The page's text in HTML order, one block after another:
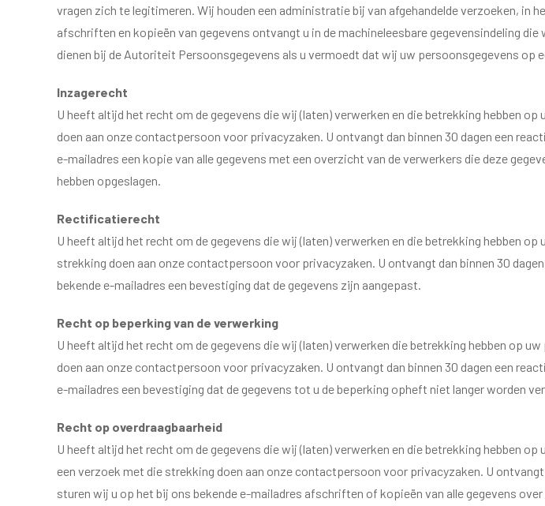
vragen zich te legitimeren. Wij houden een administratie bij van afgehandelde verzoeken, in
afschriften en kopieën van gegevens ontvangt u in de machineleesbare gegevensindeling
dienen bij de Autoriteit Persoonsgegevens als u vermoedt dat wij uw persoonsgegevens op
Inzagerecht
U heeft altijd het recht om de gegevens die wij (laten) verwerken en die betrekking hebben
doen aan onze contactpersoon voor privacyzaken. U ontvangt dan binnen 30 dagen een
e-mailadres een kopie van alle gegevens met een overzicht van de verwerkers die deze
hebben opgeslagen.
Rectificatierecht
U heeft altijd het recht om de gegevens die wij (laten) verwerken en die betrekking hebben
strekking doen aan onze contactpersoon voor privacyzaken. U ontvangt dan binnen 30
bekende e-mailadres een bevestiging dat de gegevens zijn aangepast.
Recht op beperking van de verwerking
U heeft altijd het recht om de gegevens die wij (laten) verwerken die betrekking hebben op
doen aan onze contactpersoon voor privacyzaken. U ontvangt dan binnen 30 dagen een
e-mailadres een bevestiging dat de gegevens tot u de beperking opheft niet langer worden
Recht op overdraagbaarheid
U heeft altijd het recht om de gegevens die wij (laten) verwerken en die betrekking hebben
een verzoek met die strekking doen aan onze contactpersoon voor privacyzaken. U
sturen wij u op het bij ons bekende e-mailadres afschriften of kopieën van alle gegevens